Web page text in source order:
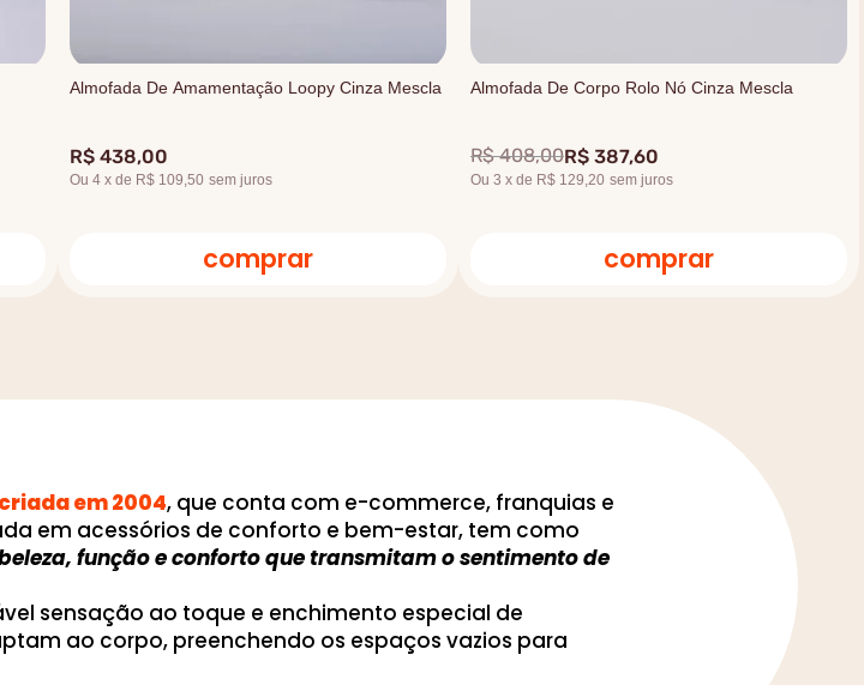
Almofada De Amamentação Loopy Cinza Mescla
R$ 438,00
Ou 4 x de R$ 109,50 sem juros
comprar
Almofada De Corpo Rolo Nó Cinza Mescla
R$ 408,00R$ 387,60
Ou 3 x de R$ 129,20 sem juros
comprar
em 2004, que conta com e-commerce, franquias e
em acessórios de conforto e bem-estar, tem como
função e conforto que transmitam o sentimento de
sensação ao toque e enchimento especial de
ao corpo, preenchendo os espaços vazios para